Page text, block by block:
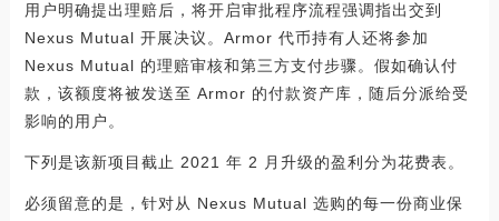
用户明确提出理赔后，将开启审批程序流程强调指出交到
Nexus Mutual 开展决议。Armor 代币持有人还将参加
Nexus Mutual 的理赔审核和第三方支付步骤。假如确认付
款，该额度将被发送至 Armor 的付款资产库，随后分派给受
影响的用户。
下列是该新项目截止 2021 年 2 月升级的盈利分为花费表。
必须留意的是，针对从 Nexus Mutual 选购的每一份商业保